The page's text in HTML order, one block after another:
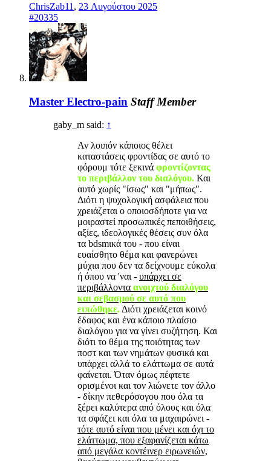
ChrisZab11 , 23 Αυγούστου 2025
#20335
Master Electro-pain Staff Member
gaby_m said: ↑
Αν λοιπόν κάποιος θέλει
καταστάσεις φροντίδας σε αυτό το
φόρουμ τότε ξεκινά φροντίζοντας
το περιβάλλον του διαλόγου. Και
αυτό χωρίς "ίσως" και "μήπως".
Διότι η ψυχολογική ασφάλεια που
χρειάζεται ο οποιοσδήποτε για να
μοιραστεί προσωπικές πεποιθήσεις,
αξίες, ιδεολογικές θέσεις συν όλα
τα bdsmικά του - που είναι
ευαίσθητο θέμα και φανερώνει
μύχια που δεν τα δείχνουμε εύκολα
ή όπου να 'ναι - υπάρχει σε
περιβάλλοντα ανοιχτού διαλόγου
και σεβασμού σε αυτό που
ειπώθηκε.Διότι χρειάζεται κοινό
έδαφος και ένα κάποιο πλαίσιο
διαλόγου για να γίνει συζήτηση. Και
διότι το θέμα της ποιότητας των
ποστ και των νημάτων φυσικά και
υπάρχει αλλά το ελάττωμα σε αυτά
φαίνεται. Όταν όμως πέφτετε
ορισμένοι και τον λιώνετε τον άλλο
- δίκην πεθερόσογου που όλα τα
ξέρει καλύτερα από όλους και όλα
τα σφάζει και όλα τα μαχαιρώνει -
τότε αυτό είναι που μένει και όχι το
ελάττωμα, που εξαφανίζεται κάτω
από μεγάλα κοντέινερ ειρωνειών,